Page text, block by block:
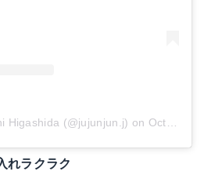
Higashida (@jujunjun.j) on Oct 8, 2017 at 2:17am PDT
れラクラク